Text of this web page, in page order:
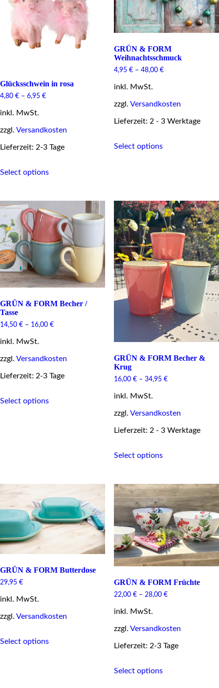
chosen
the
product
page
chosen
on
the
page
Glücksschwein in rosa
4,80 € – 6,95 €
inkl. MwSt.
zzgl. Versandkosten
Lieferzeit: 2-3 Tage
Select optionsproduct
variants.
The
options
may
chosen
the
product
page
GRÜN & FORM
Weihnachtsschmuck
4,95 €– 48,00 €
inkl. MwSt.
zzgl. Versandkosten
Lieferzeit: 2 - 3 Werktage
Select optionsproduct
may
be
chosen
on
product
page
GRÜN & FORM Becher /
Tasse
14,50 € – 16,00 €
inkl. MwSt.
zzgl. Versandkosten
Lieferzeit: 2-3 Tage
Select optionsproduct
on
product
page
GRÜN & FORM Becher &
Krug
16,00 €– 34,95 €
inkl. MwSt.
zzgl. Versandkosten
Lieferzeit: 2 - 3 Werktage
Select optionsproduct
variants.
The
options
may
be
chosen
on
the
product
page
GRÜN & FORM Butterdose
29,95 €
inkl. MwSt.
zzgl. Versandkosten
Select optionsproduct
GRÜN & FORM Früchte
22,00 €– 28,00 €
inkl. MwSt.
zzgl. Versandkosten
Lieferzeit: 2-3 Tage
Select optionsproduct